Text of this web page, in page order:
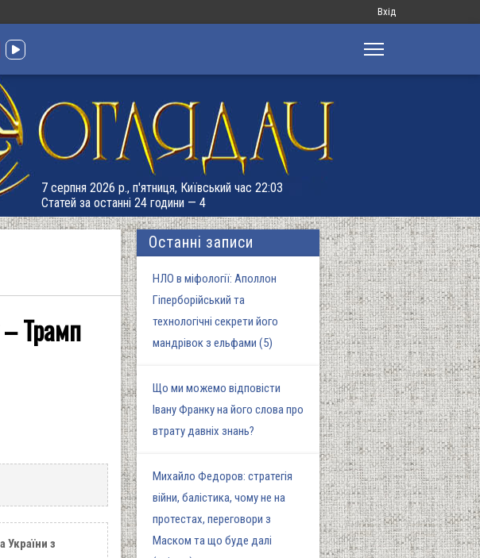
Меню
запису
Вхід
7 серпня 2026 р., п'ятниця, Київський час 22:03
Статей за останні 24 години — 4
– Трамп
України з
Останні записи
НЛО в міфології: Аполлон
Гіперборійський та
технологічні секрети його
мандрівок з ельфами (5)
Що ми можемо відповісти
Івану Франку на його слова про
втрату давніх знань?
Михайло Федоров: стратегія
війни, балістика, чому не на
протестах, переговори з
Маском та що буде далі